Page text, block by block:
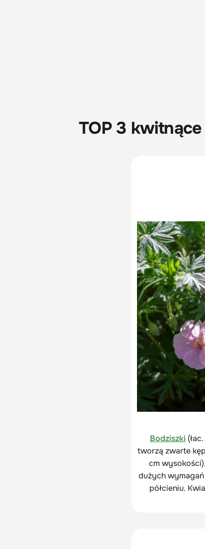
TOP 3
Bodziszki (łac.
tworzą zwarte
cm
dużych wymagań
półcieniu.